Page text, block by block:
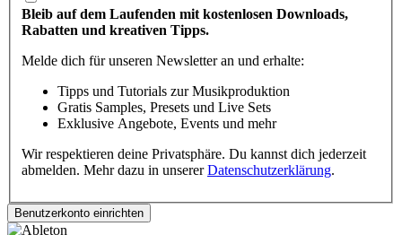
Bleib auf dem Laufenden mit kostenlosen Downloads,
Rabatten und kreativen Tipps.
Melde dich für unseren Newsletter an und erhalte:
Tipps und Tutorials zur Musikproduktion
Gratis Samples, Presets und Live Sets
Exklusive Angebote, Events und mehr
Wir respektieren deine Privatsphäre. Du kannst dich jederzeit
abmelden. Mehr dazu in unsererDatenschutzerklärung.